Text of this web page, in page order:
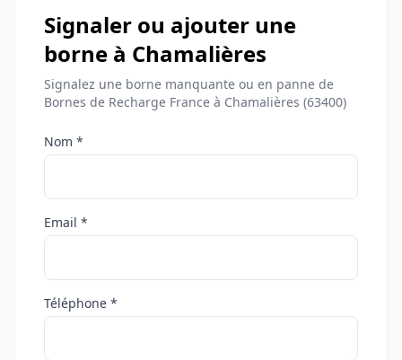
Signaler ou ajouter une
borne à Chamalières
Signalez une borne manquante ou en panne de
Bornes de Recharge France à Chamalières (63400)
Nom *
Email *
Téléphone *